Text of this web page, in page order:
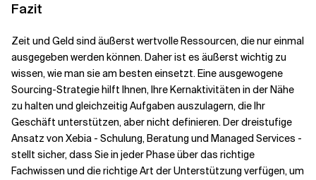
Fazit
Zeit und Geld sind äußerst wertvolle Ressourcen, die nur einmal
ausgegeben werden können. Daher ist es äußerst wichtig zu
wissen, wie man sie am besten einsetzt.Eine ausgewogene
Sourcing-Strategie hilft Ihnen, Ihre Kernaktivitäten in der Nähe
zu halten und gleichzeitig Aufgaben auszulagern, die Ihr
Geschäft unterstützen, aber nicht definieren. Der dreistufige
Ansatz von Xebia - Schulung, Beratung und Managed Services -
stellt sicher, dass Sie in jeder Phase über das richtige
Fachwissen und die richtige Art der Unterstützung verfügen, um